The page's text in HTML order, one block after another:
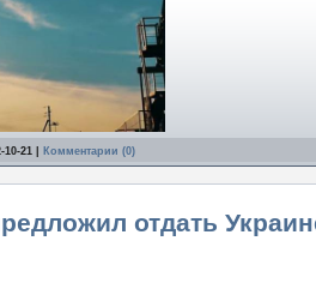
10-21 Комментарии (0)
отдать